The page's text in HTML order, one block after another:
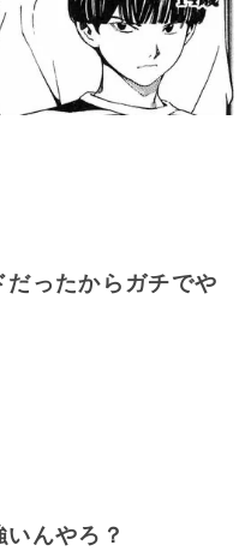
だったからガチでや
んやろ？